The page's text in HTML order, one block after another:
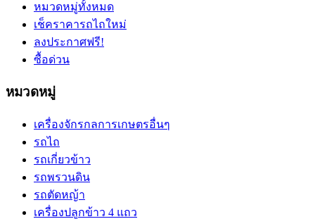
หมวดหมู่ทั้งหมด
เช็คราคารถไถใหม่
ลงประกาศฟรี!
ซื้อด่วน
หมวดหมู่
เครื่องจักรกลการเกษตรอื่นๆ
รถไถ
รถเกี่ยวข้าว
รถพรวนดิน
รถตัดหญ้า
เครื่องปลูกข้าว 4 แถว